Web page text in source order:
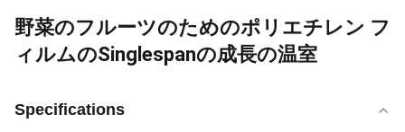
野菜のフルーツのためのポリエチレン フ
ィルムのSinglespanの成長の温室
Specifications